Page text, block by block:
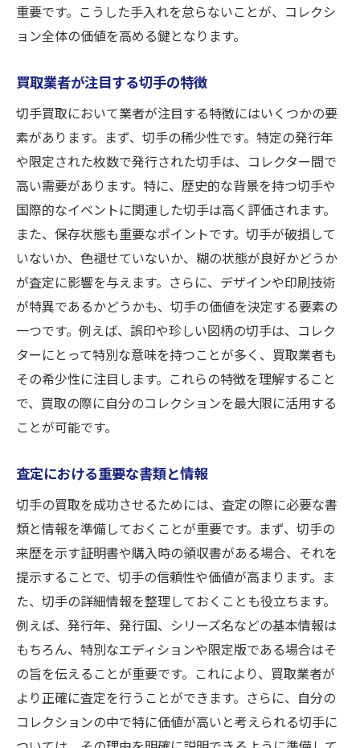
重要です。こうした手入れを怠らないことが、コレクシ
ョン全体の価値を高める鍵となります。
買取業者が注目する切手の特徴
切手買取において業者が注目する特徴にはいくつかの要
素があります。まず、切手の稀少性です。特定の発行年
や限定された枚数で発行された切手は、コレクター間で
高い需要があります。特に、歴史的な背景を持つ切手や
国際的なイベントに関連した切手は高く評価されます。
また、保存状態も重要なポイントです。切手が破損して
いないか、色褪せていないか、糊の状態が良好かどうか
が査定に影響を与えます。さらに、デザインや印刷技術
が特異であるかどうかも、切手の価値を決定する要素の
一つです。例えば、誤印や珍しい図柄の切手は、コレク
ターにとって特別な意味を持つことが多く、買取業者も
その希少性に注目します。これらの特徴を理解すること
で、買取の際に自分のコレクションを最大限に活用する
ことが可能です。
査定における重要な書類と情報
切手の買取を成功させるためには、査定の際に必要な書
類と情報を準備しておくことが重要です。まず、切手の
来歴を示す証明書や購入時の領収書がある場合、それを
提示することで、切手の信頼性や価値が高まります。ま
た、切手の詳細情報を整理しておくことも役立ちます。
例えば、発行年、発行国、シリーズ名などの基本情報は
もちろん、特別なエディションや限定版である場合はそ
の旨を伝えることが重要です。これにより、買取業者が
より正確に査定を行うことができます。さらに、自分の
コレクションの中で特に価値が高いと考えられる切手に